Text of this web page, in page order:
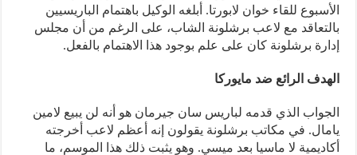
الأسبوع للقاء خوان لابورتا. أبلغه الوكيل باهتمام الباريسيين
بالتعاقد مع لاعب برشلونة الشاب، على الرغم من أن مجلس
إدارة برشلونة كان على علم بوجود هذا الاهتمام بالفعل.
الهدف الرائع ضد مايوركا
الجواب الذي قدمه لباريس سان جيرمان هو أنه لن يبيع لامين
يامال. في مكاتب برشلونة يقولون إنه أعظم لاعب أخرجته
أكاديمية لا ماسيا بعد ميسي. وهو يثبت ذلك هذا الموسم، ما